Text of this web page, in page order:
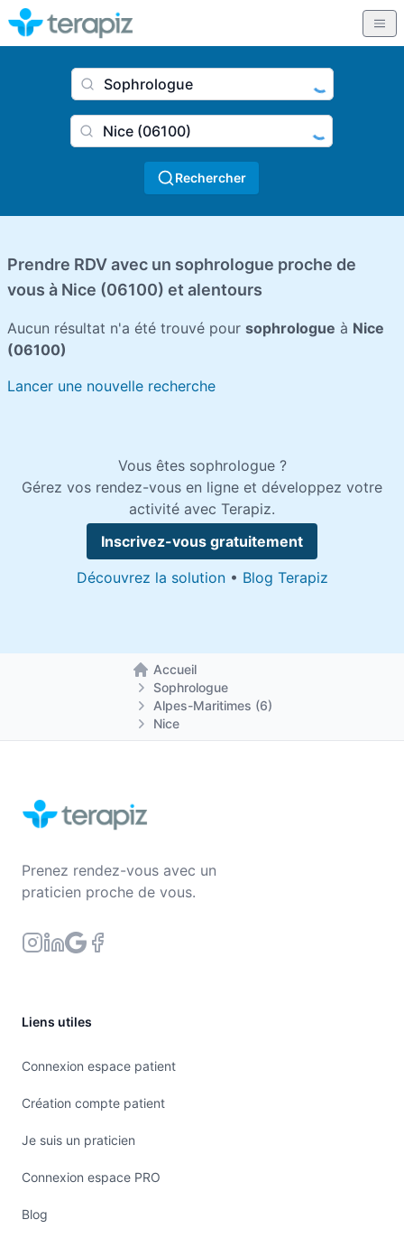
Rechercher
Prendre RDV avec un sophrologue proche de
vous à Nice (06100) et alentours
Aucun résultat n'a été trouvé pour sophrologue à Nice
(06100)
Lancer une nouvelle recherche
Vous êtes sophrologue ?
Gérez vos rendez-vous en ligne et développez votre
activité avec Terapiz.
Inscrivez-vous gratuitement
Découvrez la solution• Blog Terapiz
Accueil
Retour à la page d'accueil
Sophrologue
Alpes-Maritimes (6)
Nice
Prenez rendez-vous avec un
praticien proche de vous.
Liens utiles
Connexion espace patient
Création compte patient
Je suis un praticien
Connexion espace PRO
Blog